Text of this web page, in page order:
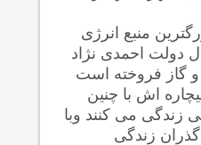
منبع انرژی
است و در 8 سال دولت احمدی نژاد
و گاز فروخته است
اش با چنین
زندگی می کنند وبا
زندگی